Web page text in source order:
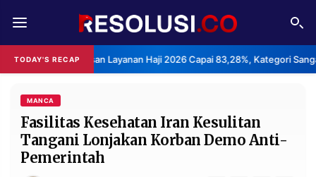
TODAY'S RECAP
Layanan Haji 2026 Capai 83,28%, Kategori Sangat Memuaskan.
REDAKSI TENTANG
RESOLUSI IKLAN
RUBRIKASI
EDITORIAL AKSARA
MANCA
Fasilitas Kesehatan Iran Kesulitan
Tangani Lonjakan Korban Demo Anti-
Pemerintah